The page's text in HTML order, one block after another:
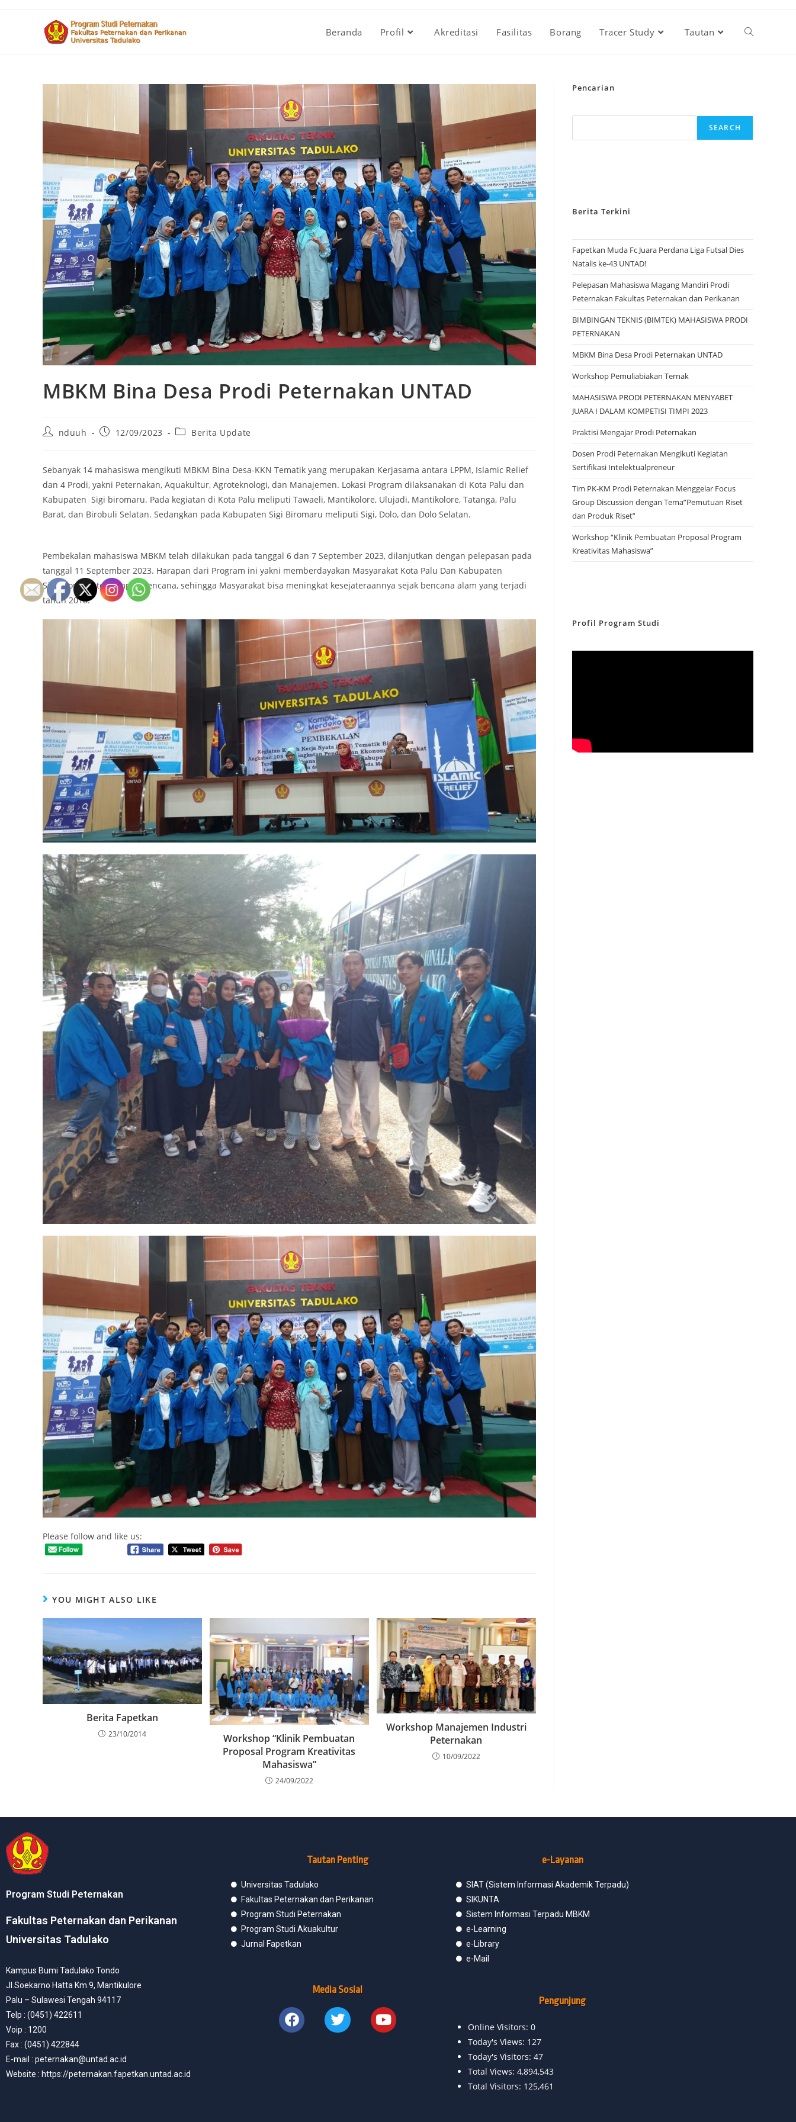
Beranda Profil Akreditasi Fasilitas Borang Tracer Study Tautan
MBKM Bina Desa Prodi Peternakan UNTAD
nduuh 12/09/2023 Berita Update
Sebanyak 14 mahasiswa mengikuti MBKM Bina Desa-KKN Tematik yang merupakan Kerjasama antara LPPM, Islamic Relief
dan 4 Prodi, yakni Peternakan, Aquakultur, Agroteknologi, dan Manajemen. Lokasi Program dilaksanakan di Kota Palu dan
Kabupaten Sigi biromaru. Pada kegiatan di Kota Palu meliputi Tawaeli, Mantikolore, Ulujadi, Mantikolore, Tatanga, Palu
Barat, dan Birobuli Selatan. Sedangkan pada Kabupaten Sigi Biromaru meliputi Sigi, Dolo, dan Dolo Selatan.
Pembekalan mahasiswa MBKM telah dilakukan pada tanggal 6 dan 7 September 2023, dilanjutkan dengan pelepasan pada
tanggal 11 September 2023. Harapan dari Program ini yakni memberdayakan Masyarakat Kota Palu Dan Kabupaten
Sigibiromaru terdampak bencana, sehingga Masyarakat bisa meningkat kesejateraannya sejak bencana alam yang terjadi
tahun 2018.
Please follow and like us:
YOU MIGHT ALSO LIKE
Berita Fapetkan
23/10/2014
Workshop “Klinik Pembuatan
Proposal Program Kreativitas
Mahasiswa”
24/09/2022
Workshop Manajemen Industri
Peternakan
10/09/2022
Pencarian
SEARCH
Berita Terkini
Fapetkan Muda Fc Juara Perdana Liga Futsal Dies
Natalis ke-43 UNTAD!
Pelepasan Mahasiswa Magang Mandiri Prodi
Peternakan Fakultas Peternakan dan Perikanan
BIMBINGAN TEKNIS (BIMTEK) MAHASISWA PRODI
PETERNAKAN
MBKM Bina Desa Prodi Peternakan UNTAD
Workshop Pemuliabiakan Ternak
MAHASISWA PRODI PETERNAKAN MENYABET
JUARA I DALAM KOMPETISI TIMPI 2023
Praktisi Mengajar Prodi Peternakan
Dosen Prodi Peternakan Mengikuti Kegiatan
Sertifikasi Intelektualpreneur
Tim PK-KM Prodi Peternakan Menggelar Focus
Group Discussion dengan Tema”Pemutuan Riset
dan Produk Riset”
Workshop “Klinik Pembuatan Proposal Program
Kreativitas Mahasiswa”
Profil Program Studi
Program Studi Peternakan
Fakultas Peternakan dan Perikanan
Universitas Tadulako
Kampus Bumi Tadulako Tondo
Jl.Soekarno Hatta Km.9, Mantikulore
Palu – Sulawesi Tengah 94117
Telp : (0451) 422611
Voip : 1200
Fax : (0451) 422844
E-mail : peternakan@untad.ac.id
Website : https://peternakan.fapetkan.untad.ac.id
Tautan Penting
Universitas Tadulako
Fakultas Peternakan dan Perikanan
Program Studi Peternakan
Program Studi Akuakultur
Jurnal Fapetkan
Media Sosial
e-Layanan
SIAT (Sistem Informasi Akademik Terpadu)
SIKUNTA
Sistem Informasi Terpadu MBKM
e-Learning
e-Library
e-Mail
Pengunjung
Online Visitors: 0
Today's Views: 127
Today's Visitors: 47
Total Views: 4,894,543
Total Visitors: 125,461